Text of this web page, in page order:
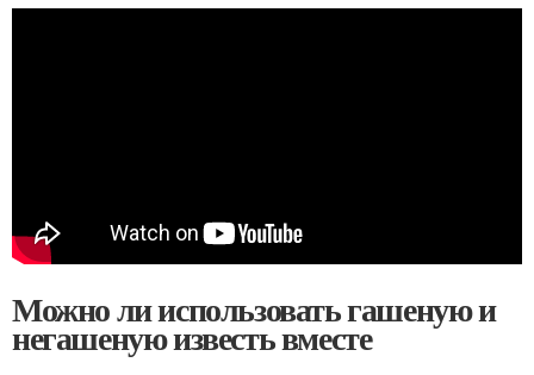
Можно ли использовать гашеную и
негашеную известь вместе